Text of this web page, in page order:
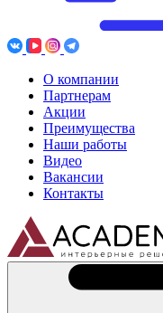
О компании
Партнерам
Акции
Преимущества
Наши работы
Видео
Вакансии
Контакты